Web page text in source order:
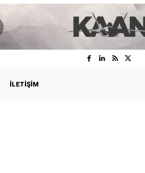
İLETIŞIM